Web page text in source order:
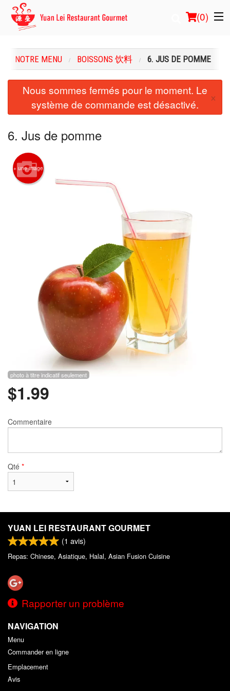
(0)
Commander en ligne
Emplacement
Connection
Inscription
Rechercher
NOTRE MENU BOISSONS 饮料 6. JUS DE POMME
Nous sommes fermés pour le moment. Le
système de commande est désactivé.
×
6. Jus de pomme
+ une image
photo à titre indicatif seulement
$1.99
Commentaire
Qté *
YUAN LEI RESTAURANT GOURMET
(1 avis)
Repas: Chinese, Asiatique, Halal, Asian Fusion Cuisine
Rapporter un problème
NAVIGATION
Menu
Commander en ligne
Emplacement
Avis